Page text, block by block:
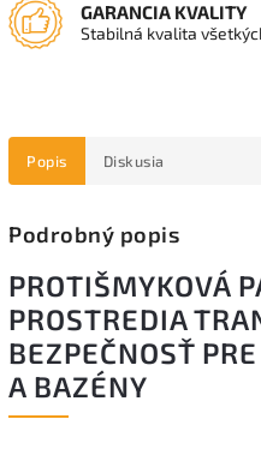
GARANCIA KVALITY
Stabilná kvalita
Popis Diskusia
Podrobný popis
PROTIŠMYKOVÁ
PROSTREDIA
BEZPEČNOSŤ
A BAZÉNY